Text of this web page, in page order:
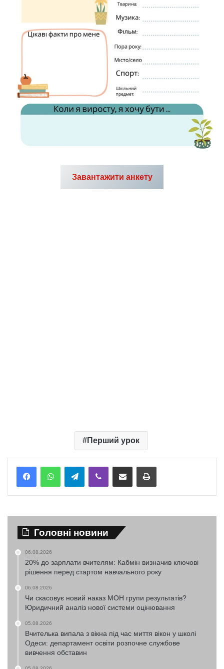
Завантажити анкету
Перший урок
TelegramViber Надіслати електронною поштоюНадрукувати
Головні новини
06.08.2026
20% до зарплати вчителям: Кабмін визначив ключові
рішення перед стартом навчального року
06.08.2026
Чи скасовує новий наказ МОН групи результатів?
Юридичний аналіз нової системи оцінювання
05.08.2026
Вчителька випала з вікна під час миття вікон у школі
Одеси: департамент освіти розпочне службове
вивчення обставин